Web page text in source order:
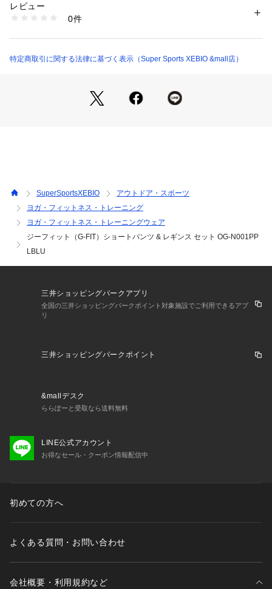
ト61～67cm 【Lサイズ】ウエスト64～70cm 【LLサイズ】ウ
エスト67～73cm
29.5cm 【股下】7cm 【すそ幅】36cm 【わたり幅】36cm
●Lサイズ詳細:【ウエスト】72cm 【ヒップ】106cm 【股上】
31cm 【股下】9cm 【すそ幅】37.5cm 【わたり幅】37.5cm
出し蒸発させます。このドライプラスが持つ、優れた換気シス
テムにより衣服内の湿度と外気がいつも循環しており、発汗し
ても衣服内を快適な状態に保ちます。
●洗ってずっとカット(UPF50+):お客様の声からうまれまし
た。当製品は20回以上洗濯試験をしても、紫外線対策効果が洗
※直接肌に触れるという商品の性質上、ご注文後の返品・交換
はお受けできません。
※弊社独自の採寸・計量方法により計測を行っておりますた
※ブラウザやお使いのモニター環境により、掲載画像と実際の
商品の色味が若干異なる場合があります。
予告なく変更することがあります。あらかじめご了承くださ
い。ジーフィット G-FIT スーパースポーツゼビオ ゼビオ Sup
wear momday2603
1540000463213
レビュー
0件
特定商取引に関する法律に基づく表示（Super Sports XEBIO &mall店）
SuperSportsXEBIO
アウトドア・スポーツ
ヨガ・フィットネス・トレーニング
ヨガ・フィットネス・トレーニングウェア
ジーフィット（G-FIT）ショートパンツ & レギンス セット OG-N001PP
LBLU
三井ショッピングパークアプリ
全国の三井ショッピングパークポイント対象施設でご利用できるアプ
リ
三井ショッピングパークポイント
&mallデスク
ららぽーと受取なら送料無料
LINE公式アカウント
お得なセール・クーポン情報配信中
初めての方へ
よくある質問・お問い合わせ
会社概要・利用規約など